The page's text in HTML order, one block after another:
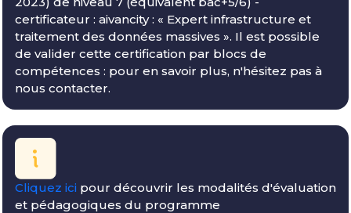
certificateur : aivancity : « Expert infrastructure et
traitement des données massives ». Il est possible
de valider cette certification par blocs de
compétences : pour en savoir plus, n'hésitez pas à
nous contacter.
Cliquez ici pour découvrir les modalités d'évaluation
et pédagogiques du programme